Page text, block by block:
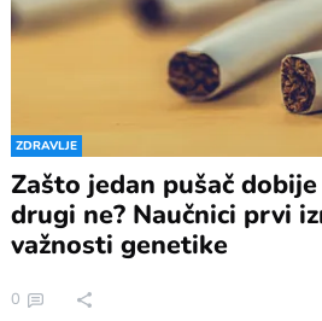
ZDRAVLJE
Zašto jedan pušač
drugi ne? Naučnici prvi
važnosti genetike
0